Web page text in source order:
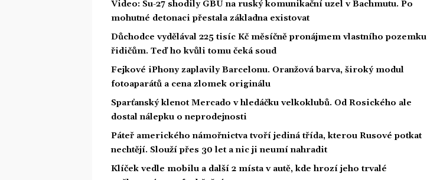
Video: Su-27 shodily GBU na ruský komunikační uzel v Bachmutu. Po
mohutné detonaci přestala základna existovat
Důchodce vydělával 225 tisíc Kč měsíčně pronájmem vlastního pozemku
řidičům. Teď ho kvůli tomu čeká soud
Fejkové iPhony zaplavily Barcelonu. Oranžová barva, široký modul
fotoaparátů a cena zlomek originálu
Sparťanský klenot Mercado v hledáčku velkoklubů. Od Rosického ale
dostal nálepku o neprodejnosti
Páteř amerického námořnictva tvoří jediná třída, kterou Rusové potkat
nechtějí. Slouží přes 30 let a nic ji neumí nahradit
Klíček vedle mobilu a další 2 místa v autě, kde hrozí jeho trvalé